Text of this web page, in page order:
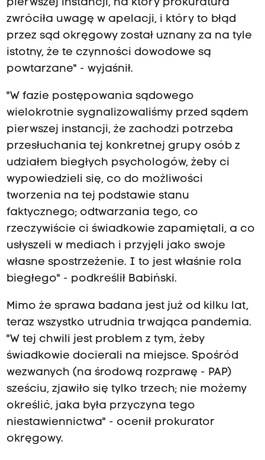
pierwszej instancji, na który prokuratura
zwróciła uwagę w apelacji, i który to błąd
przez sąd okręgowy został uznany za na tyle
istotny, że te czynności dowodowe są
powtarzane" - wyjaśnił.
"W fazie postępowania sądowego
wielokrotnie sygnalizowaliśmy przed sądem
pierwszej instancji, że zachodzi potrzeba
przesłuchania tej konkretnej grupy osób z
udziałem biegłych psychologów, żeby ci
wypowiedzieli się, co do możliwości
tworzenia na tej podstawie stanu
faktycznego; odtwarzania tego, co
rzeczywiście ci świadkowie zapamiętali, a co
usłyszeli w mediach i przyjęli jako swoje
własne spostrzeżenie. I to jest właśnie rola
biegłego" - podkreślił Babiński.
Mimo że sprawa badana jest już od kilku lat,
teraz wszystko utrudnia trwająca pandemia.
"W tej chwili jest problem z tym, żeby
świadkowie docierali na miejsce. Spośród
wezwanych (na środową rozprawę - PAP)
sześciu, zjawiło się tylko trzech; nie możemy
określić, jaka była przyczyna tego
niestawiennictwa" - ocenił prokurator
okręgowy.